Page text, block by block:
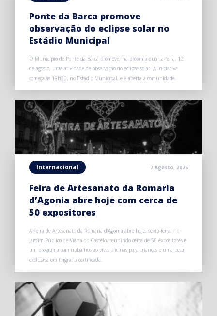
Ponte da Barca promove
observação do eclipse solar no
Estádio Municipal
O Município de Ponte da Barca promove, na próxima quarta-feira, 12
de agosto, uma atividade de observação do eclipse solar. A iniciativa
começa às 18h30, no Estádio Municipal, e é aberta à comunidade.
Internacional 7 Agosto, 2026
Feira de Artesanato da Romaria
d’Agonia abre hoje com cerca de
50 expositores
A Feira de Artesanato da Romaria d’Agonia abre hoje, sexta-feira, no
Jardim Público de Viana do Castelo, reunindo cerca de 50 expositores e
um programa com trabalhos ao vivo, oficinas para crianças e uma peça
exclusiva em filigrana certificada.